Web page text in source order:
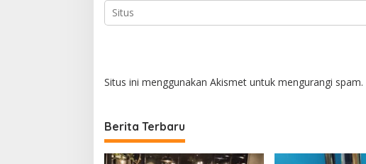
Situs ini menggunakan Akismet untuk mengurangi spam.
Berita Terbaru